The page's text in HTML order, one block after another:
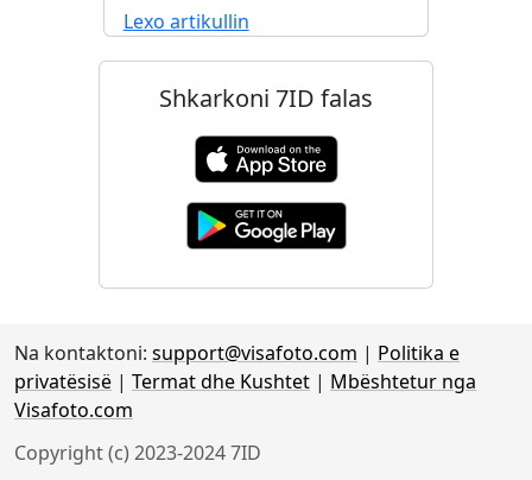
Lexo artikullin
Shkarkoni 7ID falas
Na kontaktoni: support@visafoto.com | Politika e
privatësisë | Termat dhe Kushtet | Mbështetur nga
Visafoto.com
Copyright (c) 2023-2024 7ID